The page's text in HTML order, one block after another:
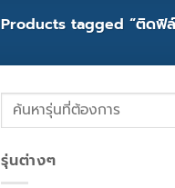
Products tagged “ติดฟิ
Search
for:
รุ่นต่างๆ